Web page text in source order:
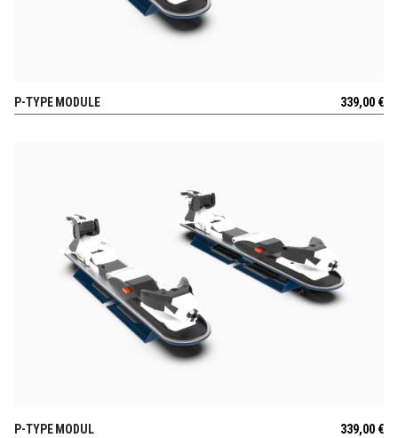
P-TYPE MODULE 339,00 €
P-TYPE MODUL 339,00 €